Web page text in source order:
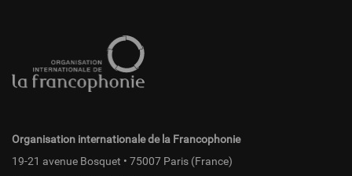
page
Organisation internationale de la Francophonie
19-21 avenue Bosquet • 75007 Paris (France)